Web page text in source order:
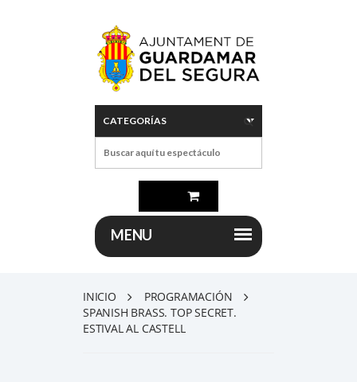
INICIO
PROGRAMACIÓN
SPANISH BRASS. TOP SECRET.
ESTIVAL AL CASTELL